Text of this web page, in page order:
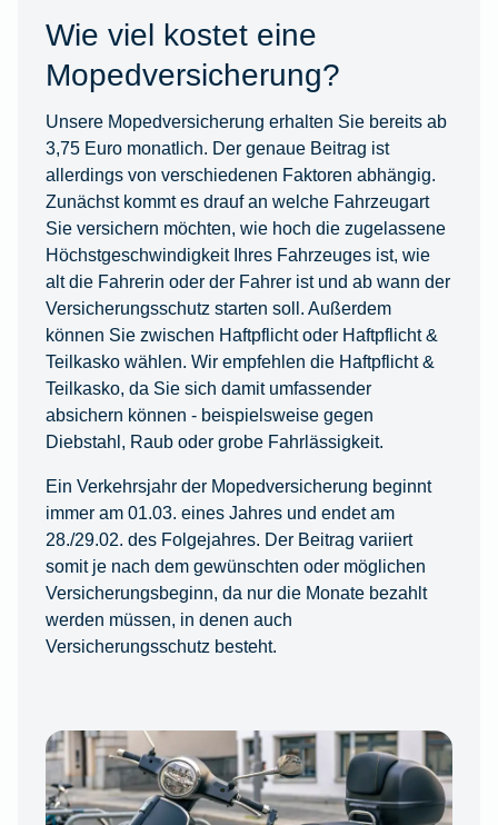
Wie viel kostet eine
Mopedversicherung?
Unsere Mopedversicherung erhalten Sie bereits ab
3,75 Euro monatlich. Der genaue Beitrag ist
allerdings von verschiedenen Faktoren abhängig.
Zunächst kommt es drauf an welche Fahrzeugart
Sie versichern möchten, wie hoch die zugelassene
Höchstgeschwindigkeit Ihres Fahrzeuges ist, wie
alt die Fahrerin oder der Fahrer ist und ab wann der
Versicherungsschutz starten soll. Außerdem
können Sie zwischen Haftpflicht oder Haftpflicht &
Teilkasko wählen. Wir empfehlen die Haftpflicht &
Teilkasko, da Sie sich damit umfassender
absichern können - beispielsweise gegen
Diebstahl, Raub oder grobe Fahrlässigkeit.
Ein Verkehrsjahr der Mopedversicherung beginnt
immer am 01.03. eines Jahres und endet am
28./29.02. des Folgejahres. Der Beitrag variiert
somit je nach dem gewünschten oder möglichen
Versicherungsbeginn, da nur die Monate bezahlt
werden müssen, in denen auch
Versicherungsschutz besteht.